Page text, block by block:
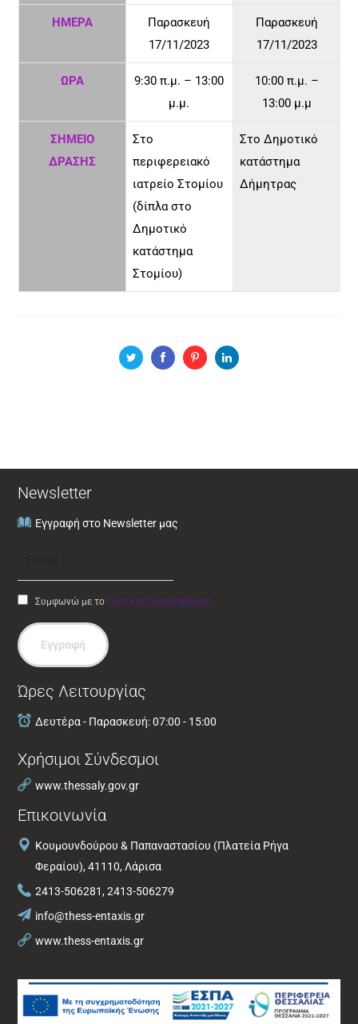
ΗΜΕΡΑ
Παρασκευή
17/11/2023
Παρασκευή
17/11/2023
ΩΡΑ
9:30 π.μ. – 13:00
μ.μ.
10:00 π.μ. –
13:00 μ.μ
ΣΗΜΕΙΟ
ΔΡΑΣΗΣ
Στο
περιφερειακό
ιατρείο Στομίου
(δίπλα στο
Δημοτικό
κατάστημα
Στομίου)
Στο Δημοτικό
κατάστημα
Δήμητρας
Newsletter
Εγγραφή στο Newsletter μας
Συμφωνώ με τοΌροι και Προϋποθέσεις
Εγγραφή
Ώρες Λειτουργίας
Δευτέρα - Παρασκευή: 07:00 - 15:00
Χρήσιμοι Σύνδεσμοι
www.thessaly.gov.gr
Επικοινωνία
Κουμουνδούρου & Παπαναστασίου (Πλατεία Ρήγα
Φεραίου), 41110, Λάρισα
2413-506281, 2413-506279
info@thess-entaxis.gr
www.thess-entaxis.gr